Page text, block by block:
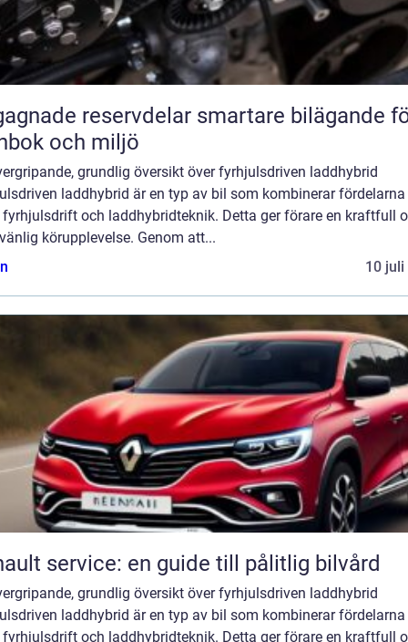
reservdelar smartare bilägande för
och miljö
grundlig översikt över fyrhjulsdriven laddhybrid
laddhybrid är en typ av bil som kombinerar
fyrhjulsdrift och laddhybridteknik. Detta ger förare en kraftfull
körupplevelse. Genom att...
10 juli
service: en guide till pålitlig bilvård
grundlig översikt över fyrhjulsdriven laddhybrid
laddhybrid är en typ av bil som kombinerar
fyrhjulsdrift och laddhybridteknik. Detta ger förare en kraftfull